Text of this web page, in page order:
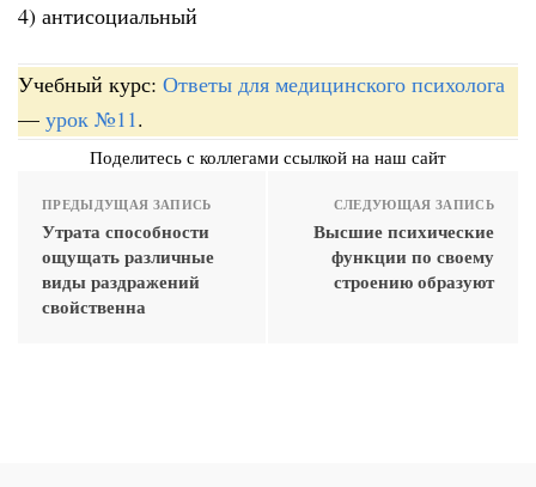
4) антисоциальный
Учебный курс: Ответы для медицинского психолога
— урок №11.
Поделитесь с коллегами ссылкой на наш сайт
ПРЕДЫДУЩАЯ ЗАПИСЬ
Утрата способности
ощущать различные
виды раздражений
свойственна
СЛЕДУЮЩАЯ ЗАПИСЬ
Высшие психические
функции по своему
строению образуют